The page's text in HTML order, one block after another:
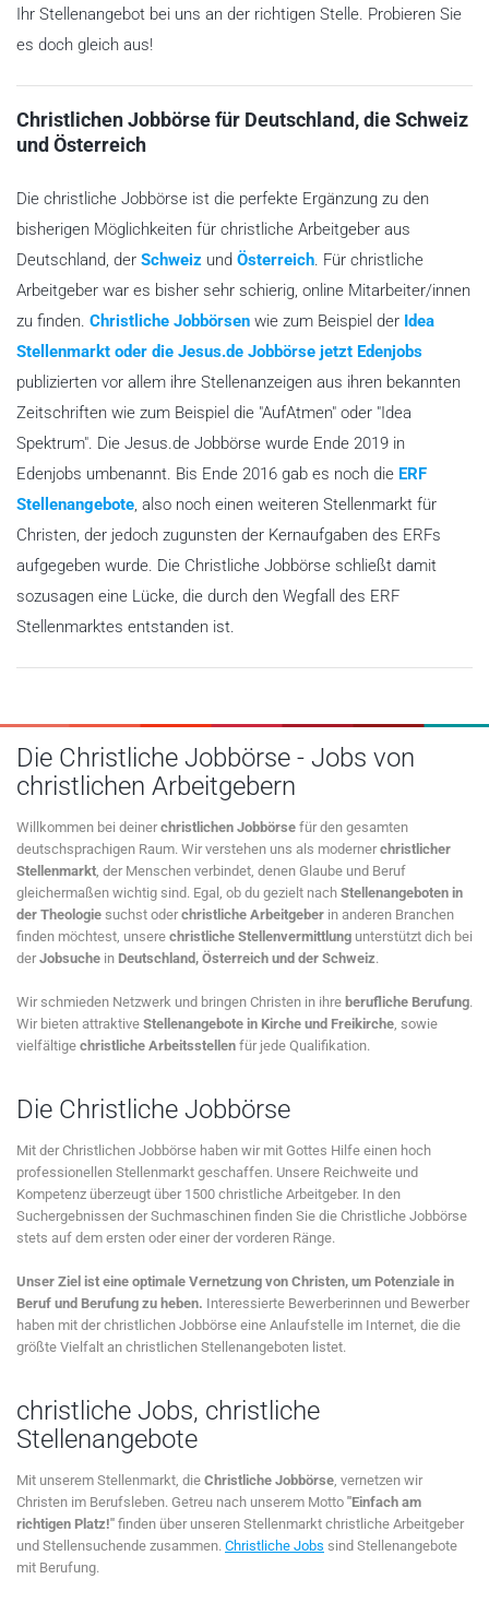
Ihr Stellenangebot bei uns an der richtigen Stelle. Probieren Sie
es doch gleich aus!
Christlichen Jobbörse für Deutschland, die Schweiz
und Österreich
Die christliche Jobbörse ist die perfekte Ergänzung zu den
bisherigen Möglichkeiten für christliche Arbeitgeber aus
Deutschland, der Schweiz und Österreich. Für christliche
Arbeitgeber war es bisher sehr schierig, online Mitarbeiter/innen
zu finden. Christliche Jobbörsen wie zum Beispiel der Idea
Stellenmarkt oder die Jesus.de Jobbörse jetzt Edenjobs
publizierten vor allem ihre Stellenanzeigen aus ihren bekannten
Zeitschriften wie zum Beispiel die "AufAtmen" oder "Idea
Spektrum". Die Jesus.de Jobbörse wurde Ende 2019 in
Edenjobs umbenannt. Bis Ende 2016 gab es noch die ERF
Stellenangebote, also noch einen weiteren Stellenmarkt für
Christen, der jedoch zugunsten der Kernaufgaben des ERFs
aufgegeben wurde. Die Christliche Jobbörse schließt damit
sozusagen eine Lücke, die durch den Wegfall des ERF
Stellenmarktes entstanden ist.
Die Christliche Jobbörse - Jobs von
christlichen Arbeitgebern
Willkommen bei deinerchristlichen Jobbörse für den gesamten
deutschsprachigen Raum. Wir verstehen uns als modernerchristlicher
Stellenmarkt, der Menschen verbindet, denen Glaube und Beruf
gleichermaßen wichtig sind. Egal, ob du gezielt nach Stellenangeboten in
der Theologie suchst oderchristliche Arbeitgeber in anderen Branchen
finden möchtest, unsere christliche Stellenvermittlung unterstützt dich bei
derJobsuche in Deutschland, Österreich und der Schweiz.
Wir schmieden Netzwerk und bringen Christen in ihre berufliche Berufung.
Wir bieten attraktive Stellenangebote in Kirche und Freikirche, sowie
vielfältige christliche Arbeitsstellen für jede Qualifikation.
Die Christliche Jobbörse
Mit der Christlichen Jobbörse haben wir mit Gottes Hilfe einen hoch
professionellen Stellenmarkt geschaffen. Unsere Reichweite und
Kompetenz überzeugt über 1500 christliche Arbeitgeber. In den
Suchergebnissen der Suchmaschinen finden Sie die Christliche Jobbörse
stets auf dem ersten oder einer der vorderen Ränge.
Unser Ziel ist eine optimale Vernetzung von Christen, um Potenziale in
Beruf und Berufung zu heben. Interessierte Bewerberinnen und Bewerber
haben mit der christlichen Jobbörse eine Anlaufstelle im Internet, die die
größte Vielfalt an christlichen Stellenangeboten listet.
christliche Jobs, christliche
Stellenangebote
Mit unserem Stellenmarkt, die Christliche Jobbörse, vernetzen wir
Christen im Berufsleben. Getreu nach unserem Motto "Einfach am
richtigen Platz!" finden über unseren Stellenmarkt christliche Arbeitgeber
und Stellensuchende zusammen. Christliche Jobs sind Stellenangebote
mit Berufung.